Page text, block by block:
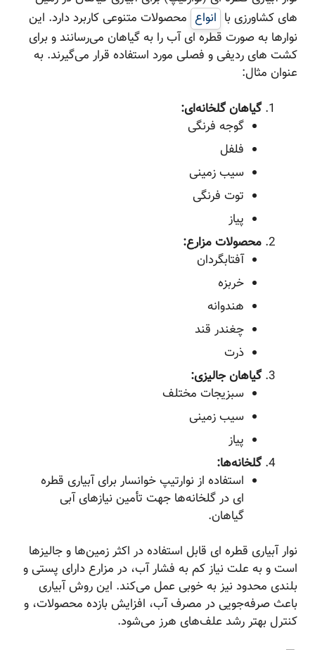
های کشاورزی با انواع محصولات متنوعی کاربرد دارد. این
نوارها به صورت قطره ای آب را به گیاهان می‌رسانند و برای
کشت های ردیفی و فصلی مورد استفاده قرار می‌گیرند. به
عنوان مثال:
گیاهان گلخانه‌ای:
گوجه فرنگی
فلفل
سیب زمینی
توت فرنگی
پیاز
محصولات مزارع:
آفتابگردان
خربزه
هندوانه
چغندر قند
ذرت
گیاهان جالیزی:
سبزیجات مختلف
سیب زمینی
پیاز
گلخانه‌ها:
استفاده از نوارتیپ خوانسار برای آبیاری قطره
ای در گلخانه‌ها جهت تأمین نیازهای آبی
گیاهان.
نوار آبیاری قطره ای قابل استفاده در اکثر زمین‌ها و جالیز‌ها
است و به علت نیاز کم به فشار آب، در مزارع دارای پستی و
بلندی محدود نیز به خوبی عمل می‌کند. این روش آبیاری
باعث صرفه‌جویی در مصرف آب، افزایش بازده محصولات، و
کنترل بهتر رشد علف‌های هرز می‌شود.